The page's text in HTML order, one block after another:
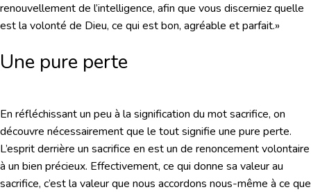
renouvellement de l’intelligence, afin que vous discerniez quelle
est la volonté de Dieu, ce qui est bon, agréable et parfait.»
Une pure perte
En réfléchissant un peu à la signification du mot sacrifice, on
découvre nécessairement que le tout signifie une pure perte.
L’esprit derrière un sacrifice en est un de renoncement volontaire
à un bien précieux. Effectivement, ce qui donne sa valeur au
sacrifice, c’est la valeur que nous accordons nous-même à ce que